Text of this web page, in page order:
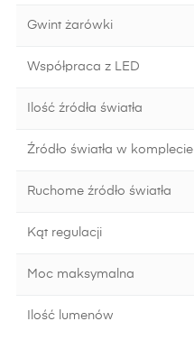
Gwint żarówki
Współpraca z LED
Ilość źródła światła
Źródło światła w komplecie
Ruchome źródło światła
Kąt regulacji
Moc maksymalna
Ilość lumenów